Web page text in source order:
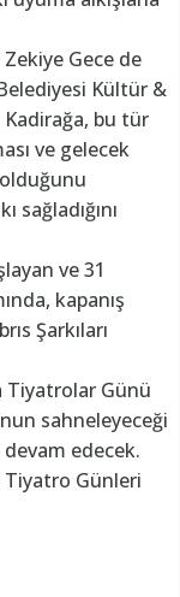
Gece de
Kültür &
Kadirağa, bu tür
ve gelecek
ve 31
kapanış
Şarkıları
Tiyatrolar Günü
sahneleyeceği
edecek.
Tiyatro Günleri